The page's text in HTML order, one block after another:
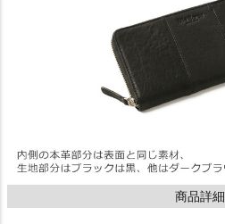
商品詳細